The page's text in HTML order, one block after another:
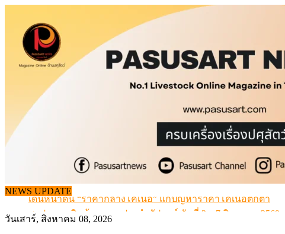
content
NEWS UPDATE
เดินหน้าดัน “ราคากลางโคเนื้อ” แก้ปัญหาราคาโคเนื้อตกต่ำ
สรุปภาวะ สินค้าเกษตรประจำสัปดาห์ วันที่ 3 – 7 สิงหาคม 2569
เมื่อเกษตรกรถูกมองเป็นผู้ร้ายเบื้องหลังราคาหมูที่สังคมไม่รู้
วันเสาร์, สิงหาคม 08, 2026